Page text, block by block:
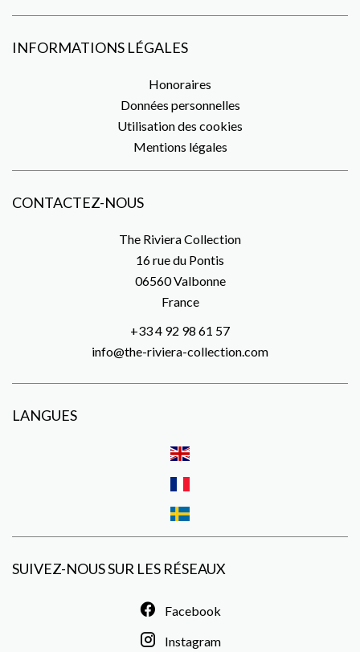
INFORMATIONS LÉGALES
Honoraires
Données personnelles
Utilisation des cookies
Mentions légales
CONTACTEZ-NOUS
The Riviera Collection
16 rue du Pontis
06560Valbonne
France
+33 4 92 98 61 57
info@the-riviera-collection.com
LANGUES
SUIVEZ-NOUS SUR LES RÉSEAUX
Facebook
Instagram